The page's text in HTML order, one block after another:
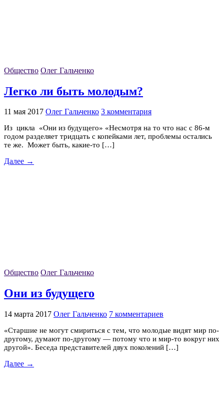
Общество Олег Гальченко
Легко ли быть молодым?
11 мая 2017 Олег Гальченко 3 комментария
Из цикла «Они из будущего» «Несмотря на то что нас с 86-м
годом разделяет тридцать с копейками лет, проблемы остались
те же. Может быть, какие-то […]
Далее →
Общество Олег Гальченко
Они из будущего
14 марта 2017 Олег Гальченко 7 комментариев
«Старшие не могут смириться с тем, что молодые видят мир по-
другому, думают по-другому — потому что и мир-то вокруг них
другой». Беседа представителей двух поколений […]
Далее →